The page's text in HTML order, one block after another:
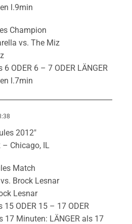
l.9min
Champion
vs. The Miz
6 ODER 6 – 7 ODER LÄNGER
l.7min
2012″
Chicago, IL
Match
Brock Lesnar
Lesnar
15 ODER 15 – 17 ODER
17 Minuten: LÄNGER als 17